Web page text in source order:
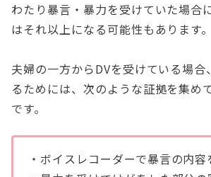
わたり暴言・暴力を受けていた場合
はそれ以上になる可能性もあります。
夫婦の一方からDVを受けている場合
るためには、次のような証拠を集め
です。
・ボイスレコーダーで暴言の内容